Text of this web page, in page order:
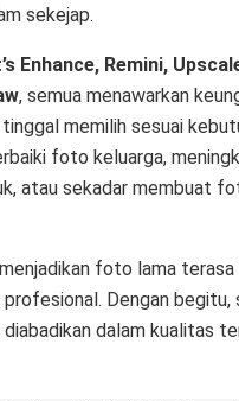
sekejap.
Enhance, Remini,
, semua menawarkan
tinggal memilih sesuai
foto keluarga,
atau sekadar membuat
foto lama
profesional. Dengan
diabadikan dalam kualitas